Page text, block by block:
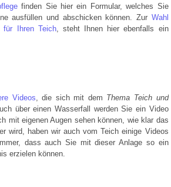
finden Sie hier ein Formular, welches Sie
ausfüllen und abschicken können. Zur Wahl
für Ihren Teich, steht Ihnen hier ebenfalls ein
Videos, die sich mit dem Thema Teich und
über einen Wasserfall werden Sie ein Video
mit eigenen Augen sehen können, wie klar das
wird, haben wir auch vom Teich einige Videos
dass auch Sie mit dieser Anlage so ein
erzielen können.